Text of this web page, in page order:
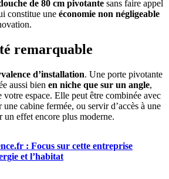
de 80 cm pivotante sans faire appel
constitue une économie non négligeable
remarquable
d’installation. Une porte pivotante
aussi bien en niche que sur un angle,
espace. Elle peut être combinée avec
cabine fermée, ou servir d’accès à une
un effet encore plus moderne.
: Focus sur cette entreprise
et l’habitat